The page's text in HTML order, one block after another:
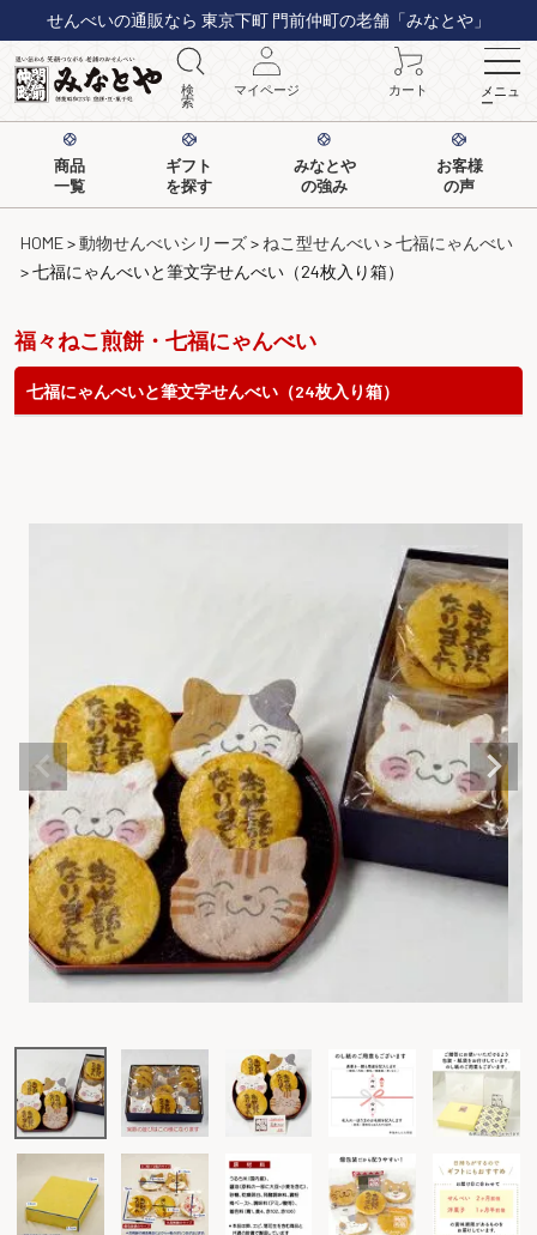
せんべいの通販なら 東京下町 門前仲町の老舗「みなとや」
検
索
マイページ カート メニュ
ー
商品
一覧
ギフト
を探す
みなとや
の強み
お客様
の声
HOME 動物せんべいシリーズ ねこ型せんべい
七福にゃんべい
七福にゃんべいと筆文字せんべい（24枚入り箱）
福々ねこ煎餅・七福にゃんべい
七福にゃんべいと筆文字せんべい（24枚入り箱）